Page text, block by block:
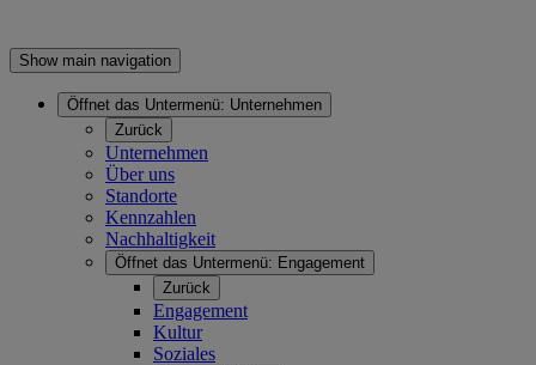
Show main navigation
Öffnet das Untermenü: Unternehmen
Zurück
Unternehmen
Über uns
Standorte
Kennzahlen
Nachhaltigkeit
Öffnet das Untermenü: Engagement
Zurück
Engagement
Kultur
Soziales